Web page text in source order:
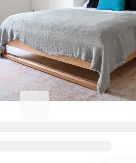
Erhöhen Sie Ihren
Geschäftsaufenthalt.